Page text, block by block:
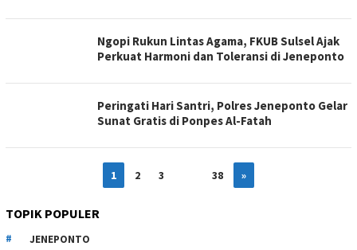
Ngopi Rukun Lintas Agama, FKUB Sulsel Ajak
Perkuat Harmoni dan Toleransi di Jeneponto
Peringati Hari Santri, Polres Jeneponto Gelar
Sunat Gratis di Ponpes Al-Fatah
1 2 3 38 »
TOPIK POPULER
JENEPONTO